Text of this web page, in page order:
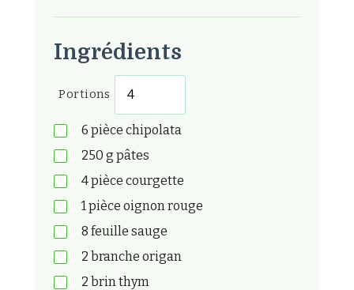
Ingrédients
Portions
6 pièce chipolata
250 g pâtes
4pièce courgette
1 pièce oignon rouge
8 feuille sauge
2 branche origan
2 brin thym